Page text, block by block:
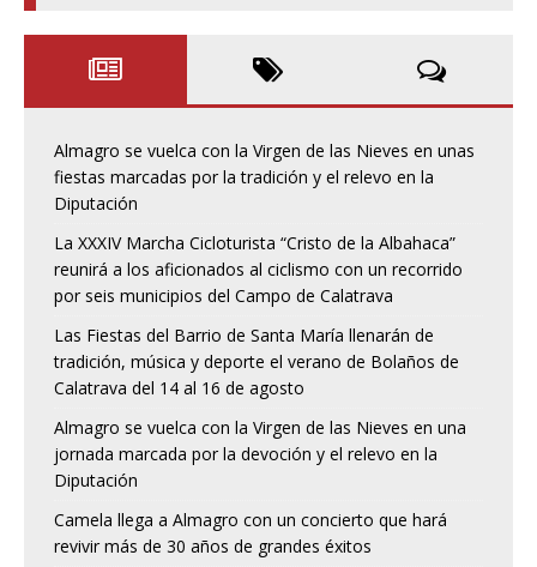
Almagro se vuelca con la Virgen de las Nieves en unas
fiestas marcadas por la tradición y el relevo en la
Diputación
La XXXIV Marcha Cicloturista “Cristo de la Albahaca”
reunirá a los aficionados al ciclismo con un recorrido
por seis municipios del Campo de Calatrava
Las Fiestas del Barrio de Santa María llenarán de
tradición, música y deporte el verano de Bolaños de
Calatrava del 14 al 16 de agosto
Almagro se vuelca con la Virgen de las Nieves en una
jornada marcada por la devoción y el relevo en la
Diputación
Camela llega a Almagro con un concierto que hará
revivir más de 30 años de grandes éxitos